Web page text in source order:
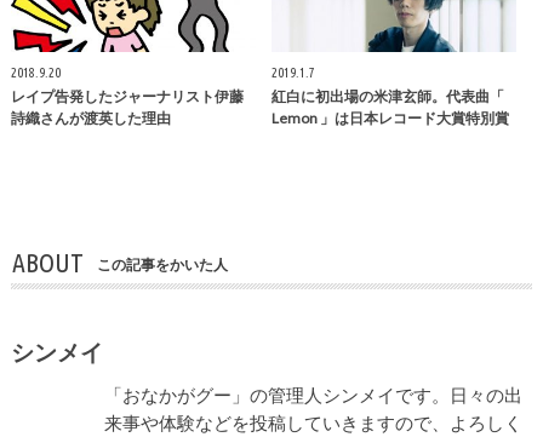
2018.9.20
レイプ告発したジャーナリスト伊藤
詩織さんが渡英した理由
2019.1.7
紅白に初出場の米津玄師。代表曲「
Lemon 」は日本レコード大賞特別賞
ABOUT この記事をかいた人
シンメイ
「おなかがグー」の管理人シンメイです。日々の出
来事や体験などを投稿していきますので、よろしく